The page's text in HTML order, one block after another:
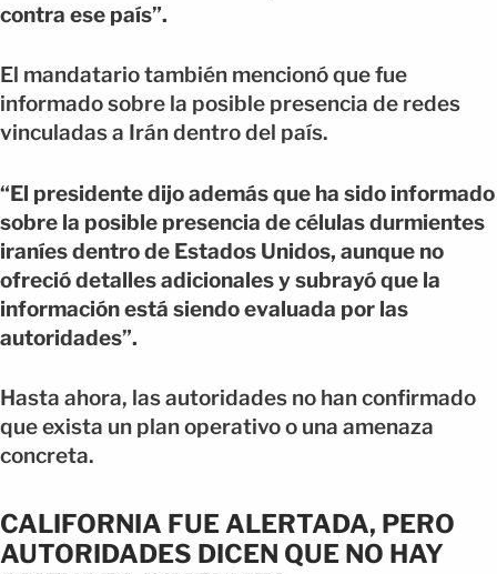
contra ese país”.
El mandatario también mencionó que fue
informado sobre la posible presencia de redes
vinculadas a Irán dentro del país.
“El presidente dijo además que ha sido informado
sobre la posible presencia de células durmientes
iraníes dentro de Estados Unidos, aunque no
ofreció detalles adicionales y subrayó que la
información está siendo evaluada por las
autoridades”.
Hasta ahora, las autoridades no han confirmado
que exista un plan operativo o una amenaza
concreta.
CALIFORNIA FUE ALERTADA, PERO
AUTORIDADES DICEN QUE NO HAY